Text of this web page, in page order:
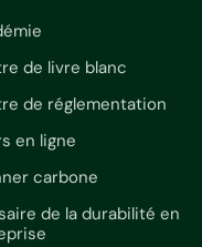
de livre blanc
de réglementation
en ligne
carbone
de la durabilité en